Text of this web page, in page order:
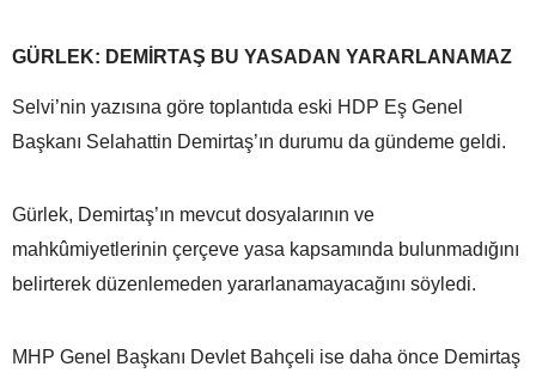
GÜRLEK: DEMİRTAŞ BU YASADAN YARARLANAMAZ
Selvi’nin yazısına göre toplantıda eski HDP Eş Genel
Başkanı Selahattin Demirtaş’ın durumu da gündeme geldi.
Gürlek, Demirtaş’ın mevcut dosyalarının ve
mahkûmiyetlerinin çerçeve yasa kapsamında bulunmadığını
belirterek düzenlemeden yararlanamayacağını söyledi.
MHP Genel Başkanı Devlet Bahçeli ise daha önce Demirtaş